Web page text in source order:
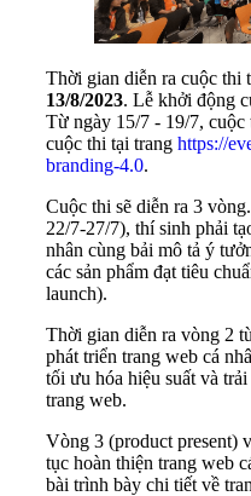
Thời gian diễn ra cuộc thi
13/8/2023. Lễ khởi động
Từ ngày 15/7 - 19/7,
cuộc thi tại trang https://
branding-4.0.
Cuộc thi sẽ diễn ra 3
22/7-27/7), thí sinh phải
nhân cùng bải mô tả ý
các sản phẩm đạt tiêu
launch).
Thời gian diễn ra vòng 2
phát triển trang web cá
tối ưu hóa hiệu suất và
trang web.
Vòng 3 (product present)
tục hoàn thiện trang web
bài trình bày chi tiết về